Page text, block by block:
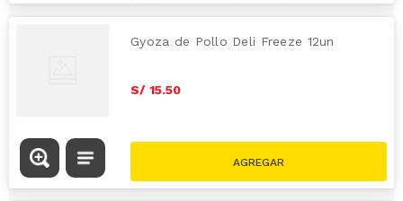
Gyoza de Pollo Deli Freeze 12un
S/ 15.50